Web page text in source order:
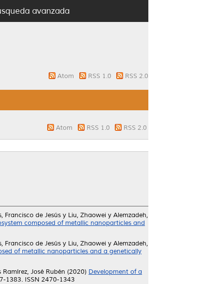
avanzada
Atom RSS 1.0 RSS 2.0
Atom RSS 1.0 RSS 2.0
Francisco de Jesús y Liu, Zhaowei y Alemzadeh,
composed of metallic nanoparticles and
Francisco de Jesús y Liu, Zhaowei y Alemzadeh,
of metallic nanoparticles and a genetically
Ramírez, José Rubén (2020) Development of a
1383. ISSN 2470-1343